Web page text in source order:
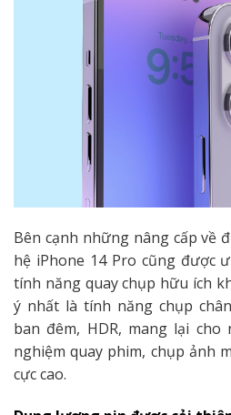
Bên cạnh những nâng cấp về
hệ iPhone 14 Pro cũng được
tính năng quay chụp hữu ích
ý nhất là tính năng chụp
ban đêm, HDR, mang lại
nghiệm quay phim, chụp ảnh
cực cao.